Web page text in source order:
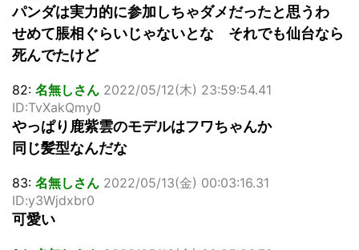
パンダは実力的に参加しちゃダメだったと思うわ
せめて脹相ぐらいじゃないとな それでも仙台なら
死んでたけど
82: 名無しさん 2022/05/12(木) 23:59:54.41
ID:TvXakQmy0
やっぱり鹿紫雲のモデルはフワちゃんか
同じ髪型なんだな
83: 名無しさん 2022/05/13(金) 00:03:16.31
ID:y3Wjdxbr0
可愛い